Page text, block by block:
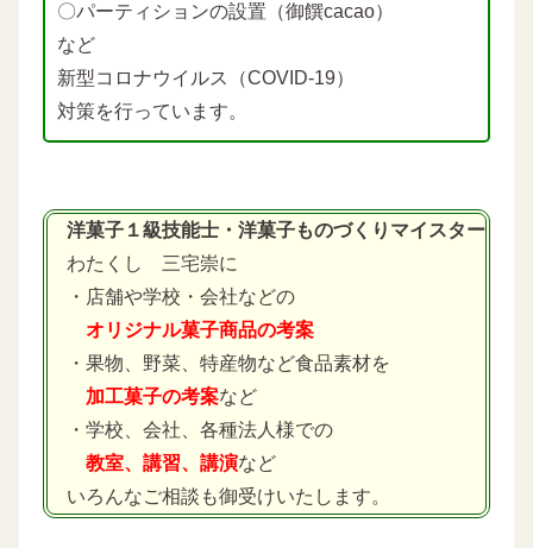
〇パーティションの設置（御饌cacao）
など
新型コロナウイルス（COVID-19）
対策を行っています。
洋菓子１級技能士・洋菓子ものづくりマイスター
わたくし 三宅崇に
・店舗や学校・会社などの
オリジナル菓子商品の考案
・果物、野菜、特産物など食品素材を
加工菓子の考案など
・学校、会社、各種法人様での
教室、講習、講演など
いろんなご相談も御受けいたします。